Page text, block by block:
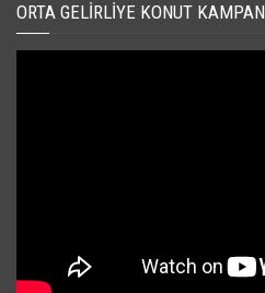
ORTA GELIRLIYE KONUT